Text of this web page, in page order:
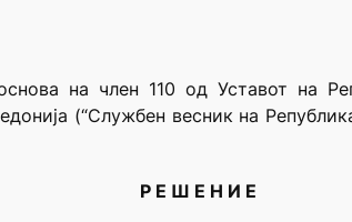
на член 110 од Уставот на
(“Службен весник на
Р Е Ш Е Н И Е